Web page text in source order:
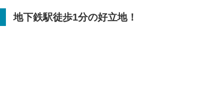
地下鉄駅徒歩1分の好立地！